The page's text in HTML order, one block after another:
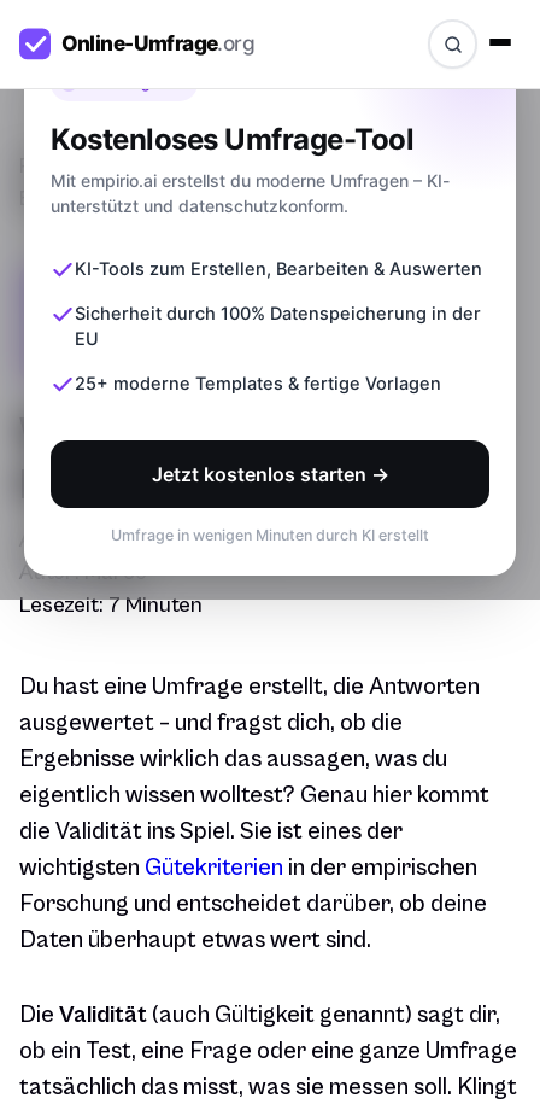
Kostenloses Umfrage-Tool
Mit empirio.ai erstellst du moderne Umfragen – KI-
unterstützt und datenschutzkonform.
KI-Tools zum Erstellen, Bearbeiten & Auswerten
Sicherheit durch 100% Datenspeicherung in der
EU
25+ moderne Templates & fertige Vorlagen
Jetzt kostenlos starten →
Umfrage in wenigen Minuten durch KI erstellt
Beispiele
Was bedeutet Validität?
Definition + Beispiele
Aktualisiert am31.05.2026
Autor:Marco
Lesezeit:7 Minuten
Du hast eine Umfrage erstellt, die Antworten
ausgewertet – und fragst dich, ob die
Ergebnisse wirklich das aussagen, was du
eigentlich wissen wolltest? Genau hier kommt
die Validität ins Spiel. Sie ist eines der
wichtigsten Gütekriterien in der empirischen
Forschung und entscheidet darüber, ob deine
Daten überhaupt etwas wert sind.
Die Validität (auch Gültigkeit genannt) sagt dir,
ob ein Test, eine Frage oder eine ganze Umfrage
tatsächlich das misst, was sie messen soll. Klingt